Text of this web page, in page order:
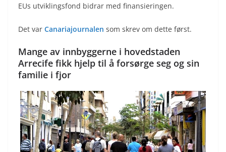
EUs utviklingsfond bidrar med finansieringen.
Det var Canariajournalen som skrev om dette først.
Mange av innbyggerne i hovedstaden
Arrecife fikk hjelp til å forsørge seg og sin
familie i fjor